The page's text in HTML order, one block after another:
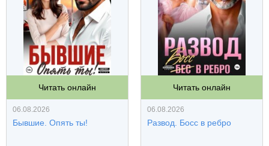
Читать онлайн
06.08.2026
Бывшие. Опять ты!
Читать онлайн
06.08.2026
Развод. Босс в ребро